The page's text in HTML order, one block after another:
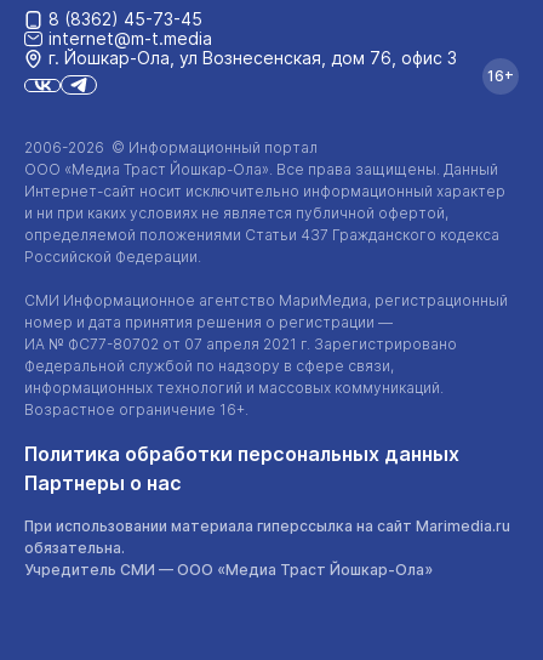
2006-2026 © Информационный портал
ООО «Медиа Траст Йошкар-Ола». Все права защищены. Данный
Интернет-сайт носит исключительно информационный характер
и ни при каких условиях не является публичной офертой,
определяемой положениями Статьи 437 Гражданского кодекса
Российской Федерации.
СМИ Информационное агентство МариМедиа, регистрационный
номер и дата принятия решения о регистрации —
ИА № ФС77-80702 от 07 апреля 2021 г. Зарегистрировано
Федеральной службой по надзору в сфере связи,
информационных технологий и массовых коммуникаций.
Возрастное ограничение 16+.
Политика обработки персональных данных
Партнеры о нас
При использовании материала гиперссылка на сайт Marimedia.ru
обязательна.
Учредитель СМИ — ООО «Медиа Траст Йошкар-Ола»
8 (8362) 45-73-45
internet@m-t.media
г. Йошкар‑Ола, ул Вознесенская, дом 76, офис 3
16+